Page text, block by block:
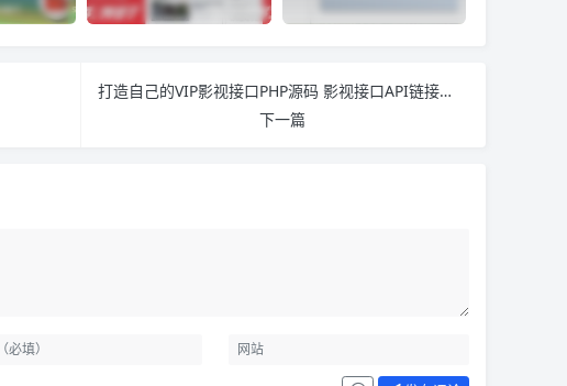
打造自己的VIP影视接口PHP源码 影视接口API链接源码
下一篇